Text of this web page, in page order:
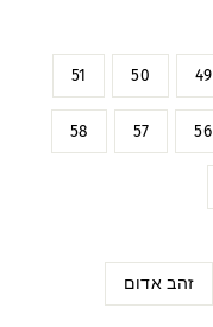
49
50
51
56
57
58
זהב אדום